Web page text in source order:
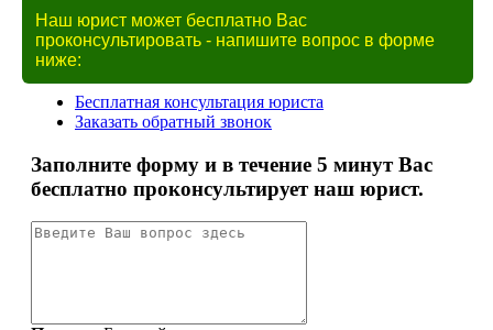
Наш юрист может бесплатно Вас
проконсультировать - напишите вопрос в форме
ниже: